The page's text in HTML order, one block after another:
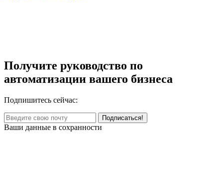
Получите руководство по
автоматизации вашего бизнеса
Подпишитесь сейчас:
Ваши данные в сохранности